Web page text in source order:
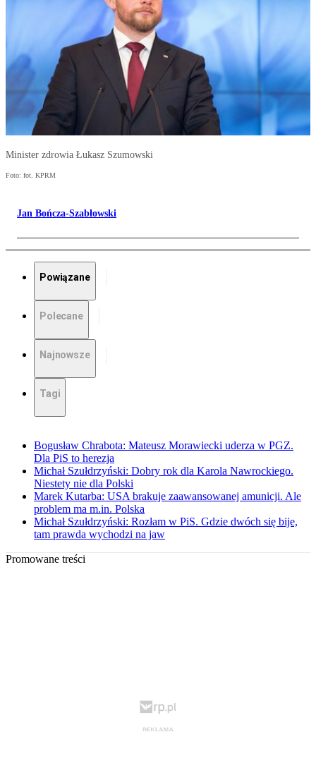
Minister zdrowia Łukasz Szumowski
Foto: fot. KPRM
Jan Bończa-Szabłowski
Powiązane
Polecane
Najnowsze
Tagi
Bogusław Chrabota: Mateusz Morawiecki uderza w PGZ.
Dla PiS to herezja
Michał Szułdrzyński: Dobry rok dla Karola Nawrockiego.
Niestety nie dla Polski
Marek Kutarba: USA brakuje zaawansowanej amunicji. Ale
problem ma m.in. Polska
Michał Szułdrzyński: Rozłam w PiS. Gdzie dwóch się bije,
tam prawda wychodzi na jaw
Promowane treści